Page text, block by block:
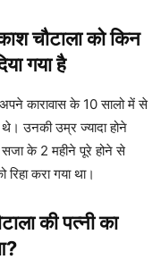
चौटाला को किन
गया है
कारावास के 10 सालो में से
उनकी उम्र ज्यादा होने
के 2 महीने पूरे होने से
करा गया था।
की पत्नी का